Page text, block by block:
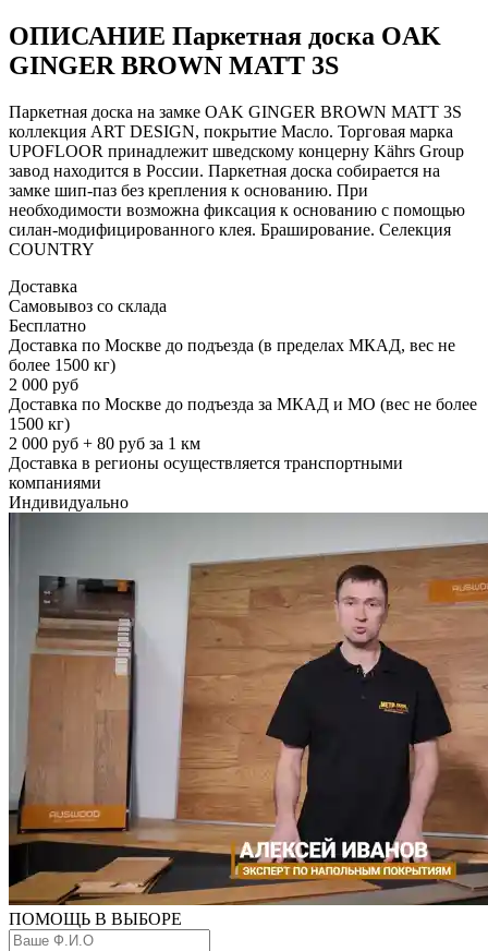
ОПИСАНИЕ Паркетная доска OAK
GINGER BROWN MATT 3S
Паркетная доска на замке OAK GINGER BROWN MATT 3S
коллекция ART DESIGN, покрытие Масло. Торговая марка
UPOFLOOR принадлежит шведскому концерну Kährs Group
завод находится в России. Паркетная доска собирается на
замке шип-паз без крепления к основанию. При
необходимости возможна фиксация к основанию с помощью
силан-модифицированного клея. Браширование. Селекция
COUNTRY
Доставка
Самовывоз со склада
Бесплатно
Доставка по Москве до подъезда (в пределах МКАД, вес не
более 1500 кг)
2 000 руб
Доставка по Москве до подъезда за МКАД и МО (вес не более
1500 кг)
2 000 руб + 80 руб за 1 км
Доставка в регионы осуществляется транспортными
компаниями
Индивидуально
ПОМОЩЬ В ВЫБОРЕ